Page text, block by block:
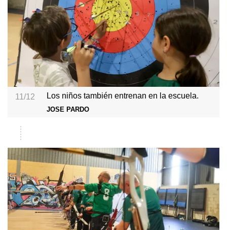
11/12 Los niños también entrenan en la escuela.
JOSE PARDO